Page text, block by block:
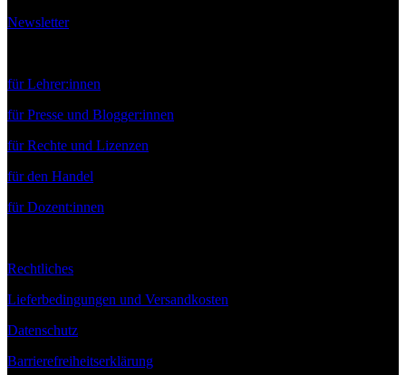
Newsletter
für Lehrer:innen
für Presse und Blogger:innen
für Rechte und Lizenzen
für den Handel
für Dozent:innen
Rechtliches
Lieferbedingungen und Versandkosten
Datenschutz
Barrierefreiheitserklärung